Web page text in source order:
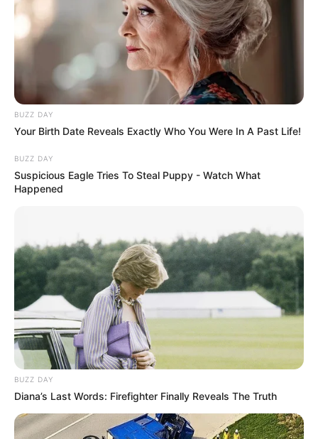
Arcos de balões podem ser feitos em casa sem
muito segredo. Veja algumas ideias:
BUZZ DAY
Your Birth Date Reveals Exactly Who You Were In A Past Life!
BUZZ DAY
Suspicious Eagle Tries To Steal Puppy - Watch What
Happened
BUZZ DAY
Diana’s Last Words: Firefighter Finally Reveals The Truth